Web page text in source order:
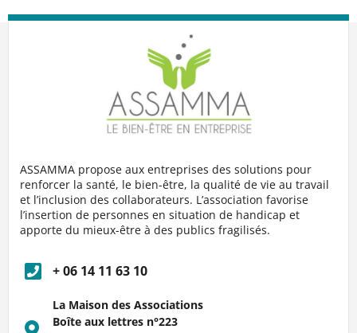
ASSAMMA propose aux entreprises des solutions pour
renforcer la santé, le bien-être, la qualité de vie au travail
et l’inclusion des collaborateurs. L’association favorise
l’insertion de personnes en situation de handicap et
apporte du mieux-être à des publics fragilisés.
+ 06 14 11 63 10
La Maison des Associations
Boîte aux lettres n°223